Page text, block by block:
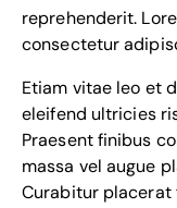
reprehenderit.
consectetur
Etiam vitae leo et
eleifend ultricies
Praesent finibus
massa vel augue
Curabitur placerat